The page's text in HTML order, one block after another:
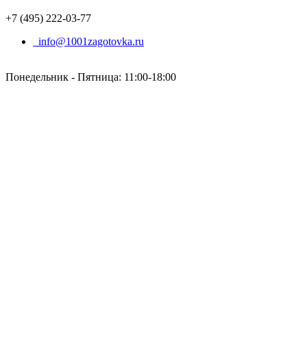
+7 (495) 222-03-77
info@1001zagotovka.ru
Понедельник - Пятница: 11:00-18:00